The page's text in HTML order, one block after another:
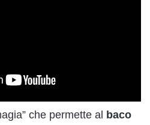
che permette al baco